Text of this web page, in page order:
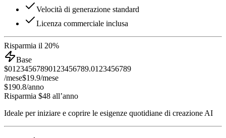
Velocità di generazione standard
Licenza commerciale inclusa
Risparmia il 20%
Base
$01 2345678901 23456789.01 23456789
/mese$19.9/mese
$190.8/anno
Risparmia $48 all’anno
Ideale per iniziare e coprire le esigenze quotidiane di creazione AI